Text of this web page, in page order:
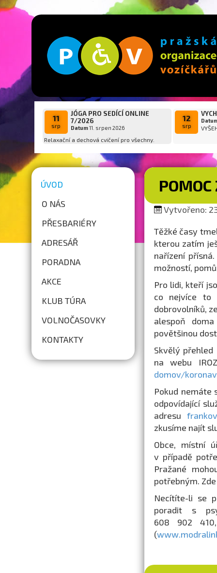
11
srp
JÓGA PRO SEDÍCÍ ONLINE
7/2026
Datum11. srpen 2026
Relaxační a dechová cvičení pro všechny.
12
srp
ÚVOD
O NÁS
PŘESBARIÉRY
ADRESÁŘ
PORADNA
AKCE
KLUB TÚRA
VOLNOČASOVKY
KONTAKTY
POMOC
Vytvořeno:
Těžké časy
kterou zatím
nařízení
možností,
Pro lidi, kteří
co nejvíce to
dobrovolníků,
alespoň
povětšinou
Skvělý
na webu
domov/
Pokud nemáte
odpovídající
adresu
zkusíme najít
Obce, místní
v případě
Pražané
potřebným.
Necítíte-li se
poradit s
608 902
(